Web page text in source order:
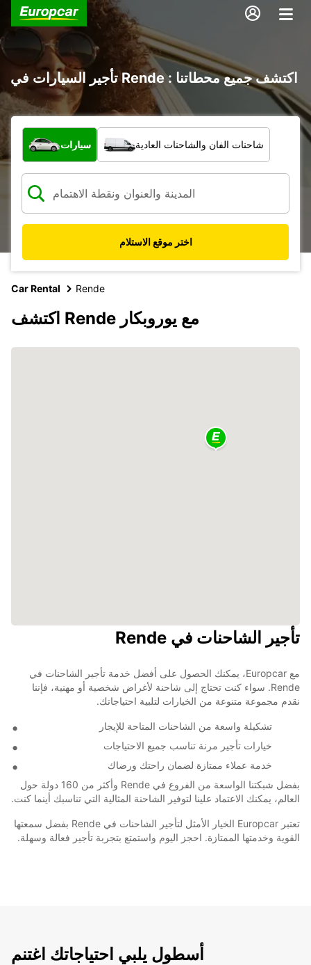
تأجير السيارات في Rende : اكتشف جميع محطاتنا
ما نوع المركبة؟
سيارات شاحنات الفان والشاحنات العادية
اختر موقع الاستلام
Car Rental Rende
اكتشف Rende مع يوروبكار
تأجير الشاحنات في Rende
مع Europcar، يمكنك الحصول على أفضل خدمة تأجير الشاحنات في
Rende. سواء كنت تحتاج إلى شاحنة لأغراض شخصية أو مهنية، فإننا
نقدم مجموعة متنوعة من الخيارات لتلبية احتياجاتك.
تشكيلة واسعة من الشاحنات المتاحة للإيجار
خيارات تأجير مرنة تناسب جميع الاحتياجات
خدمة عملاء ممتازة لضمان راحتك ورضاك
بفضل شبكتنا الواسعة من الفروع في Rende وأكثر من 160 دولة حول
العالم، يمكنك الاعتماد علينا لتوفير الشاحنة المثالية التي تناسبك أينما كنت.
تعتبر Europcar الخيار الأمثل لتأجير الشاحنات في Rende بفضل سمعتها
القوية وخدمتها الممتازة. احجز اليوم واستمتع بتجربة تأجير فعالة وسهلة.
أسطول يلبي احتياجاتك اغتنم